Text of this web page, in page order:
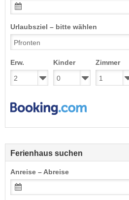
Urlaubsziel – bitte wählen
Erw. Kinder Zimmer
Ferienhaus suchen
Anreise – Abreise